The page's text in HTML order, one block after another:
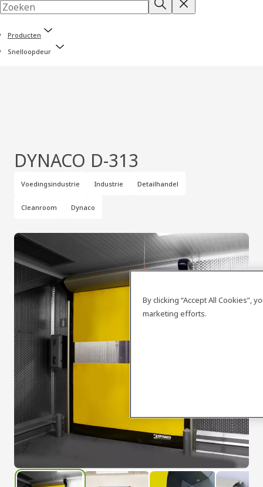
Producten
Snelloopdeur
DYNACO D-313
Voedingsindustrie Industrie Detailhandel
Cleanroom Dynaco
By clicking “Accept All Cookies”,
marketing efforts.